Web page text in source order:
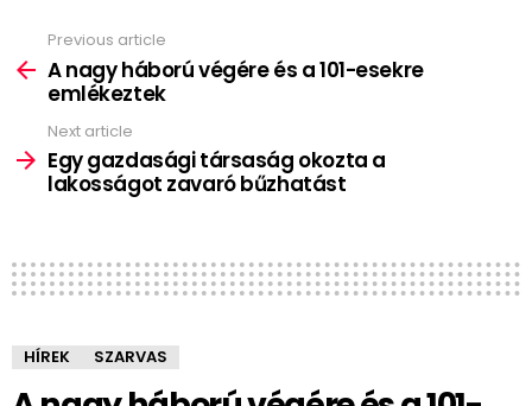
more
Previous article
A nagy háború végére és a 101-esekre
emlékeztek
Next article
Egy gazdasági társaság okozta a
lakosságot zavaró bűzhatást
HÍREK SZARVAS